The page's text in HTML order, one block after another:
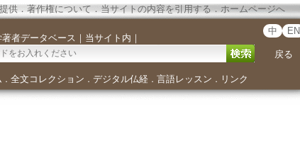
供． 著作権について．当サイトの内容を引用する ． ホームページへ
著者データベース ｜ 当サイト内 ｜
中 EN
戻る
． 全文コレクション ． デジタル仏経． 言語レッスン ． リンク